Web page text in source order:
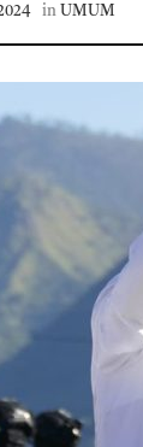
in UMUM